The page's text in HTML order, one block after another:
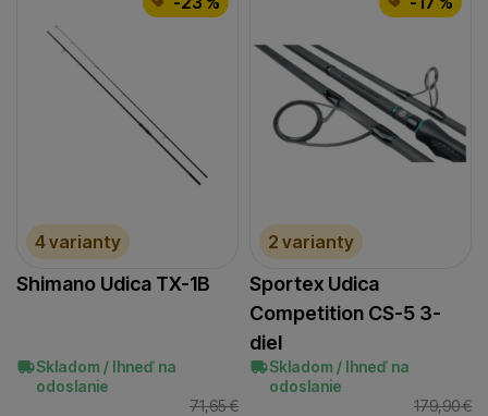
4 varianty
Shimano Udica TX-1B
Skladom / Ihneď na
odoslanie
71,65€
2 varianty
Sportex Udica
Competition CS-5 3-
diel
Skladom / Ihneď na
odoslanie
179,90€